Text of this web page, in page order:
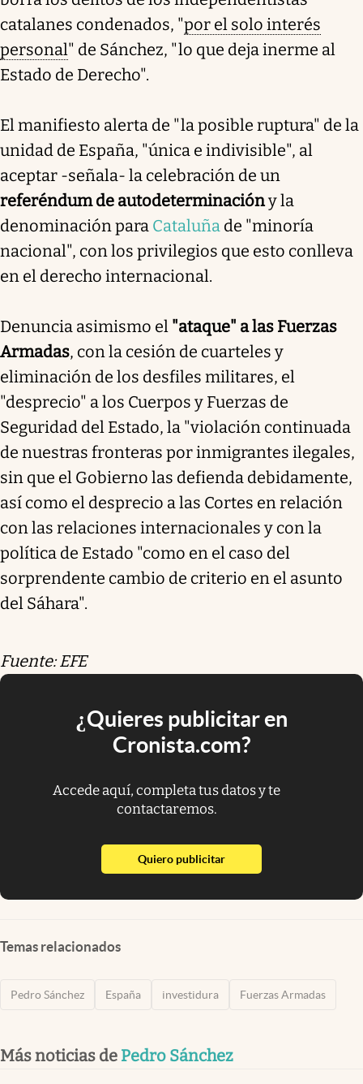
catalanes condenados, "por el solo interés
personal" de Sánchez, "lo que deja inerme al
Estado de Derecho".
El manifiesto alerta de "la posible ruptura" de la
unidad de España, "única e indivisible", al
aceptar -señala- la celebración de un
referéndum de autodeterminacióny la
denominación para Cataluña de "minoría
nacional", con los privilegios que esto conlleva
en el derecho internacional.
Denuncia asimismo el "ataque" a las Fuerzas
Armadas, con la cesión de cuarteles y
eliminación de los desfiles militares, el
"desprecio" a los Cuerpos y Fuerzas de
Seguridad del Estado, la "violación continuada
de nuestras fronteras por inmigrantes ilegales,
sin que el Gobierno las defienda debidamente,
así como el desprecio a las Cortes en relación
con las relaciones internacionales y con la
política de Estado "como en el caso del
sorprendente cambio de criterio en el asunto
del Sáhara".
Fuente: EFE
¿Quieres publicitar en
Cronista.com?
Accede aquí, completa tus datos y te
contactaremos.
Quiero publicitarabre en nueva pestaña
Temas relacionados
Pedro Sánchez España investidura Fuerzas Armadas
Más noticias de Pedro Sánchez